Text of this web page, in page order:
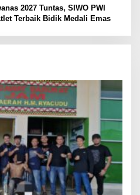
2027 Tuntas, SIWO PWI
Terbaik Bidik Medali Emas